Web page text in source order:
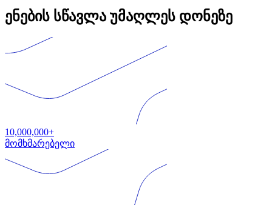
ენების სწავლა უმაღლეს დონეზე
10,000,000+
მომხმარებელი